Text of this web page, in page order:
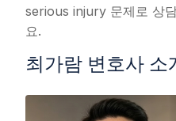
serious injury 문제로 상
요.
최가람 변호사 소